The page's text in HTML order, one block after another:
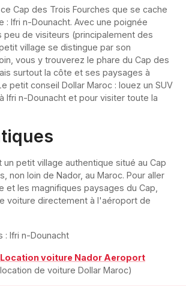
Cap des Trois Fourches que se cache
: Ifri n-Dounacht. Avec une poignée
de visiteurs (principalement des
village se distingue par son
vous y trouverez le phare du Cap des
surtout la côte et ses paysages à
petit conseil Dollar Maroc : louez un SUV
Ifri n-Dounacht et pour visiter toute la
un petit village authentique situé au Cap
non loin de Nador, au Maroc. Pour aller
et les magnifiques paysages du Cap,
voiture directement à l'aéroport de
: Ifri n-Dounacht
Location voiture Nador Aeroport
de voiture Dollar Maroc)